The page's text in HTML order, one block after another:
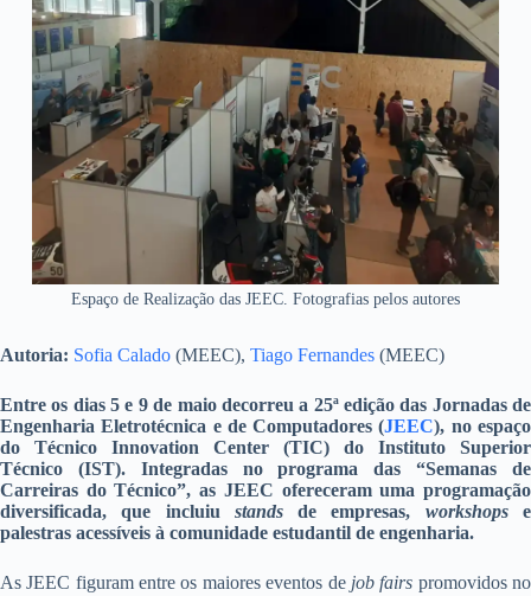
Espaço de Realização das JEEC. Fotografias pelos autores
Autoria: Sofia Calado (MEEC), Tiago Fernandes (MEEC)
Entre os dias 5 e 9 de maio decorreu a 25ª edição das Jornadas de
Engenharia Eletrotécnica e de Computadores (JEEC), no espaço
do Técnico Innovation Center (TIC) do Instituto Superior
Técnico (IST). Integradas no programa das “Semanas de
Carreiras do Técnico”, as JEEC ofereceram uma programação
diversificada, que incluiu standsde empresas, workshopse
palestras acessíveis à comunidade estudantil de engenharia.
As JEEC figuram entre os maiores eventos de job fairs promovidos no